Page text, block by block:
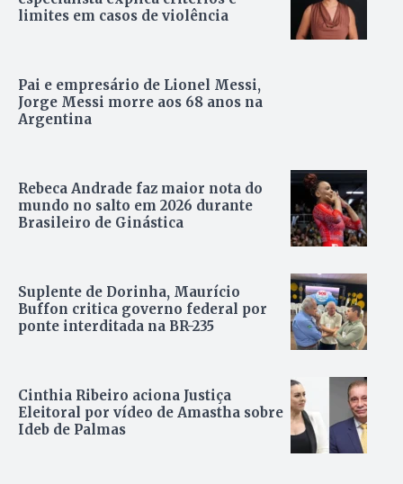
limites em casos de violência
Pai e empresário de Lionel Messi,
Jorge Messi morre aos 68 anos na
Argentina
Rebeca Andrade faz maior nota do
mundo no salto em 2026 durante
Brasileiro de Ginástica
Suplente de Dorinha, Maurício
Buffon critica governo federal por
ponte interditada na BR-235
Cinthia Ribeiro aciona Justiça
Eleitoral por vídeo de Amastha sobre
Ideb de Palmas